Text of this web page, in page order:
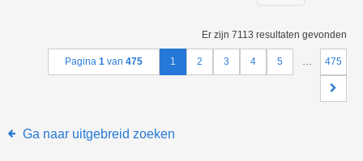
Er zijn 7113 resultaten gevonden
Pagina 1 van 475 1 2 3 4 5 … 475
Ga naar uitgebreid zoeken